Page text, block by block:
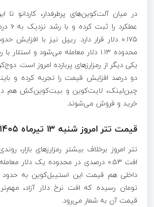
در میان آلت‌کوین‌های پرطرفدار، کاردانو تا
۰.۱۷۵ دلار قرار دارد. ریپل نیز با
یکی دیگر از رمزارز‌های پربازده امروز است.
دو درصد افزایش قیمت را تجربه کرده و
چین‌لینک، لایت‌کوین و بیت‌کوین‌کش هم
خرید و فروش می‌شوند.
قیمت تتر امروز شنبه ۱۳ تیرماه ۱۴۰۵
تتر امروز برخلاف بیشتر رمزارزهای بازار،
افت ۰.۵۳ درصدی در محدوده یک دلار
تومان رسیده که افت نرخ دلار آزاد،
قیمت آن به شمار می‌رود.